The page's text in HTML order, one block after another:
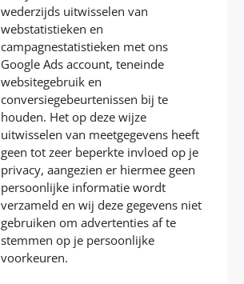
wederzijds uitwisselen van
webstatistieken en
campagnestatistieken met ons
Google Ads account, teneinde
websitegebruik en
conversiegebeurtenissen bij te
houden. Het op deze wijze
uitwisselen van meetgegevens heeft
geen tot zeer beperkte invloed op je
privacy, aangezien er hiermee geen
persoonlijke informatie wordt
verzameld en wij deze gegevens niet
gebruiken om advertenties af te
stemmen op je persoonlijke
voorkeuren.